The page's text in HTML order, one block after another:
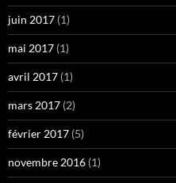
juin 2017 (1)
mai 2017 (1)
avril 2017 (1)
mars 2017 (2)
février 2017 (5)
novembre 2016 (1)